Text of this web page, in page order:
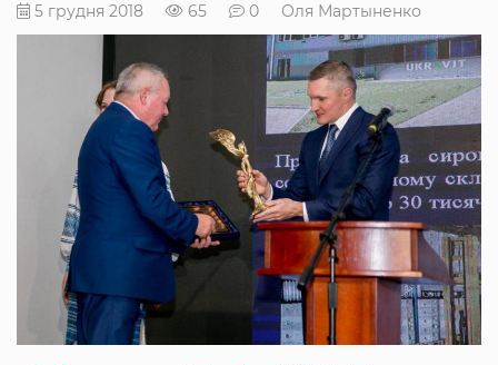
5 грудня 2018 65 0 Оля Мартыненко